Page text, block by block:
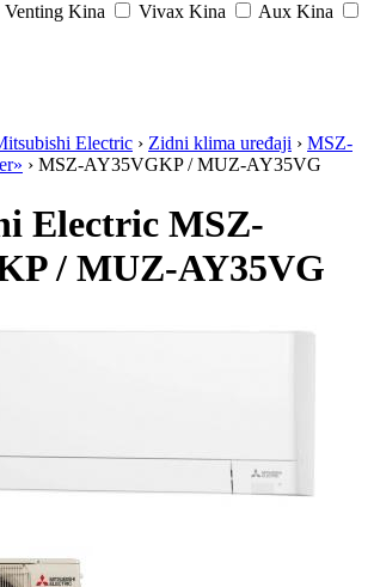
Venting Kina Vivax Kina Aux Kina
Electric › Zidni klima uređaji › MSZ-
› MSZ-AY35VGKP / MUZ-AY35VG
Electric MSZ-
/ MUZ-AY35VG